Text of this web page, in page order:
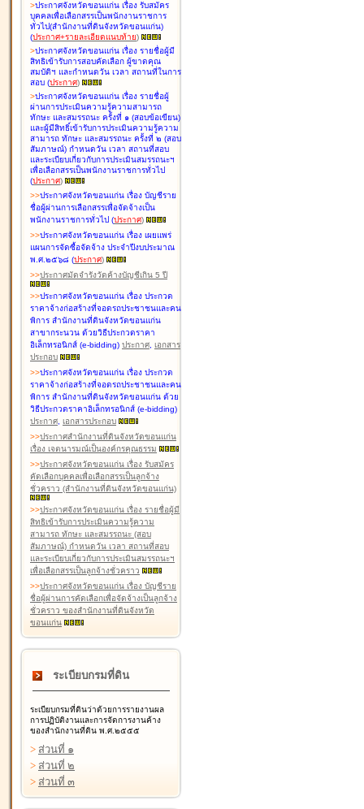
>ประกาศจังหวัดขอนแก่น เรื่อง รับสมัคร
บุคคลเพื่อเลือกสรรเป็นพนักงานราชการ
ทั่วไป(สำนักงานที่ดินจังหวัดขอนแก่น)
(ประกาศ+รายละเอียดแนบท้าย)
>ประกาศจังหวัดขอนแก่น เรื่อง รายชื่อผู้มี
สิทธิเข้ารับการสอบคัดเลือก ผู้ขาดคุณ
สมบัติฯ และกำหนดวัน เวลา สถานที่ในการ
สอบ (ประกาศ)
>ประกาศจังหวัดขอนแก่น เรื่อง รายชื่อผู้
ผ่านการประเมินความรู้ความสามารถ
ทักษะ และสมรรถนะ ครั้งที่ ๑ (สอบข้อเขียน)
และผู้มีสิทธิ์เข้ารับการประเมินความรู้ความ
สามารถ ทักษะ และสมรรถนะ ครั้งที่ ๒ (สอบ
สัมภาษณ์) กำหนดวัน เวลา สถานที่สอบ
และระเบียบเกี่ยวกับการประเมินสมรรถนะฯ
เพื่อเลือกสรรเป็นพนักงานราชการทั่วไป
(ประกาศ)
>>ประกาศจังหวัดขอนแก่น เรื่อง บัญชีราย
ชื่อผู้ผ่านการเลือกสรรเพื่อจัดจ้างเป็น
พนักงานราชการทั่วไป (ประกาศ)
>>ประกาศจังหวัดขอนแก่น เรื่อง เผยแพร่
แผนการจัดซื้อจัดจ้าง ประจำปีงบประมาณ
พ.ศ.๒๕๖๘ (ประกาศ)
>>ประกาศมัดจำรังวัดค้างบัญชีเกิน 5 ปี
>>ประกาศจังหวัดขอนแก่น เรื่อง ประกวด
ราคาจ้างก่อสร้างที่จอดรถประชาชนและคน
พิการ สำนักงานที่ดินจังหวัดขอนแก่น
สาขากระนวน ด้วยวิธีประกวดราคา
อิเล็กทรอนิกส์ (e-bidding) ประกาศ, เอกสาร
ประกอบ
>>ประกาศจังหวัดขอนแก่น เรื่อง ประกวด
ราคาจ้างก่อสร้างที่จอดรถประชาชนและคน
พิการ สำนักงานที่ดินจังหวัดขอนแก่น ด้วย
วิธีประกวดราคาอิเล็กทรอนิกส์ (e-bidding)
ประกาศ, เอกสารประกอบ
>>ประกาศสำนักงานที่ดินจังหวัดขอนแก่น
เรื่อง เจตนารมณ์เป็นองค์กรคุณธรรม
>>ประกาศจังหวัดขอนแก่น เรื่อง รับสมัคร
คัดเลือกบุคคลเพื่อเลือกสรรเป็นลูกจ้าง
ชั่วคราว (สำนักงานที่ดินจังหวัดขอนแก่น)
>>ประกาศจังหวัดขอนแก่น เรื่อง รายชื่อผู้มี
สิทธิเข้ารับการประเมินความรู้ความ
สามารถ ทักษะ และสมรรถนะ (สอบ
สัมภาษณ์) กำหนดวัน เวลา สถานที่สอบ
และระเบียบเกี่ยวกับการประเมินสมรรถนะฯ
เพื่อเลือกสรรเป็นลูกจ้างชั่วคราว
>>ประกาศจังหวัดขอนแก่น เรื่อง บัญชีราย
ชื่อผู้ผ่านการคัดเลือกเพื่อจัดจ้างเป็นลูกจ้าง
ชั่วคราว ของสำนักงานที่ดินจังหวัด
ขอนแก่น
ระเบียบกรมที่ดิน
ระเบียบกรมที่ดินว่าด้วยการรายงานผล
การปฏิบัติงานและการจัดการงานค้าง
ของสำนักงานที่ดิน พ.ศ.๒๕๕๕
> ส่วนที่ ๑
> ส่วนที่ ๒
> ส่วนที่ ๓